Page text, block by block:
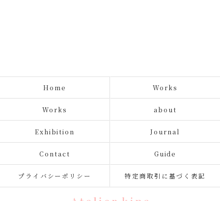
Home Works
Works about
Exhibition Journal
Contact Guide
プライバシーポリシー 特定商取引に基づく表記